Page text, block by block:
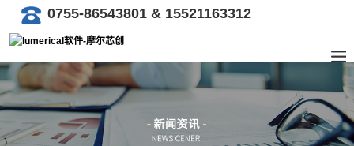
0755-86543801 & 15521163312